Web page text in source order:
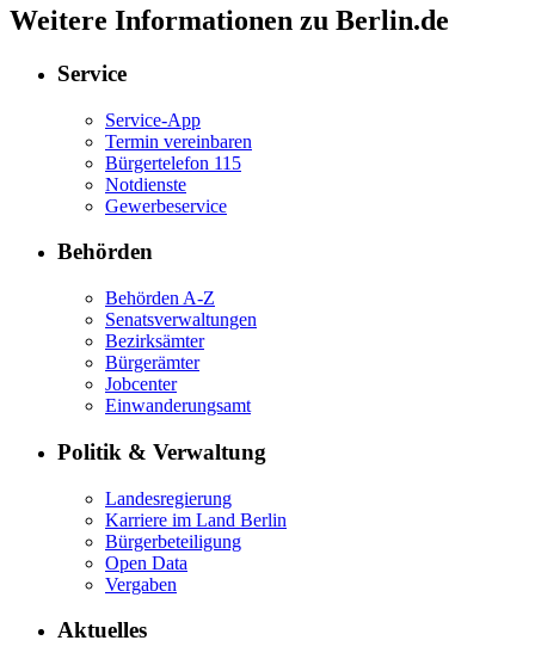
Weitere Informationen zu Berlin.de
Service
Service-App
Termin vereinbaren
Bürgertelefon 115
Notdienste
Gewerbeservice
Behörden
Behörden A-Z
Senatsverwaltungen
Bezirksämter
Bürgerämter
Jobcenter
Einwanderungsamt
Politik & Verwaltung
Landesregierung
Karriere im Land Berlin
Bürgerbeteiligung
Open Data
Vergaben
Aktuelles